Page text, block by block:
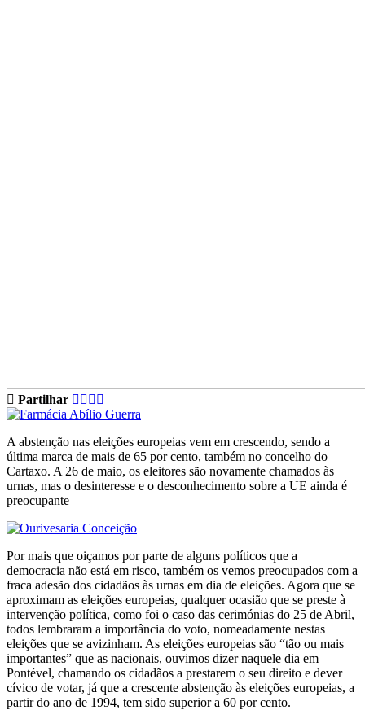
Partilhar
A abstenção nas eleições europeias vem em crescendo, sendo a
última marca de mais de 65 por cento, também no concelho do
Cartaxo. A 26 de maio, os eleitores são novamente chamados às
urnas, mas o desinteresse e o desconhecimento sobre a UE ainda é
preocupante
Por mais que oiçamos por parte de alguns políticos que a
democracia não está em risco, também os vemos preocupados com a
fraca adesão dos cidadãos às urnas em dia de eleições. Agora que se
aproximam as eleições europeias, qualquer ocasião que se preste à
intervenção política, como foi o caso das cerimónias do 25 de Abril,
todos lembraram a importância do voto, nomeadamente nestas
eleições que se avizinham. As eleições europeias são “tão ou mais
importantes” que as nacionais, ouvimos dizer naquele dia em
Pontével, chamando os cidadãos a prestarem o seu direito e dever
cívico de votar, já que a crescente abstenção às eleições europeias, a
partir do ano de 1994, tem sido superior a 60 por cento.